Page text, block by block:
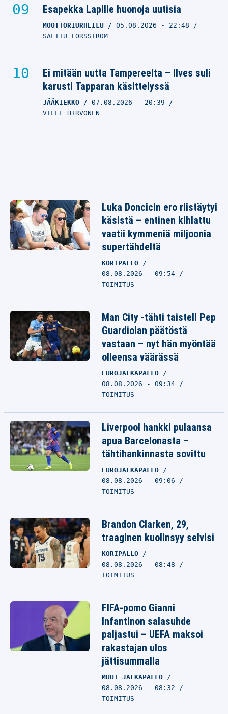
Esapekka Lapille huonoja uutisia
MOOTTORIURHEILU 05.08.2026 - 22:48
SALTTU FORSSTRÖM
Ei mitään uutta Tampereelta – Ilves suli
karusti Tapparan käsittelyssä
JÄÄKIEKKO 07.08.2026 - 20:39
VILLE HIRVONEN
Luka Doncicin ero riistäytyi
käsistä – entinen kihlattu
vaatii kymmeniä miljoonia
supertähdeltä
KORIPALLO
08.08.2026 - 09:54
TOIMITUS
Man City -tähti taisteli Pep
Guardiolan päätöstä
vastaan – nyt hän myöntää
olleensa väärässä
EUROJALKAPALLO
08.08.2026 - 09:34
TOIMITUS
Liverpool hankki pulaansa
apua Barcelonasta –
tähtihankinnasta sovittu
EUROJALKAPALLO
08.08.2026 - 09:06
TOIMITUS
Brandon Clarken, 29,
traaginen kuolinsyy selvisi
KORIPALLO
08.08.2026 - 08:48
TOIMITUS
FIFA-pomo Gianni
Infantinon salasuhde
paljastui – UEFA maksoi
rakastajan ulos
jättisummalla
MUUT JALKAPALLO
08.08.2026 - 08:32
TOIMITUS